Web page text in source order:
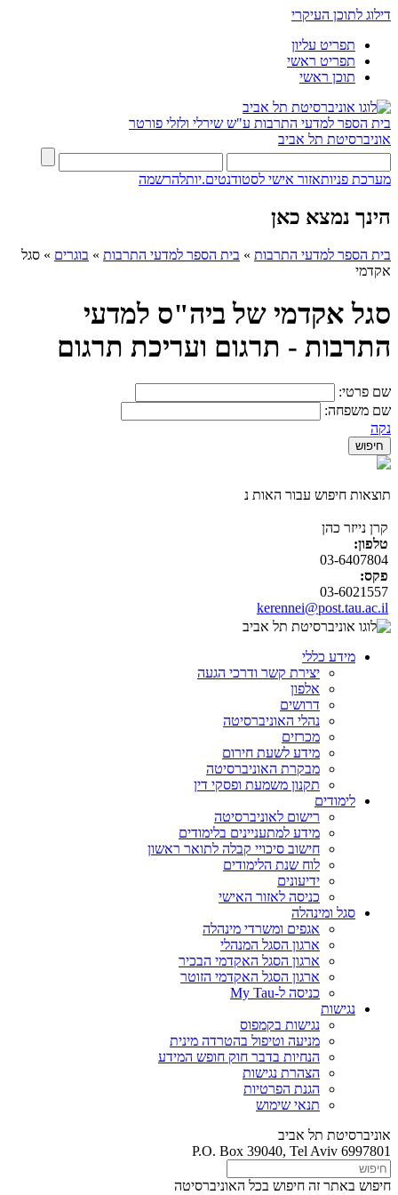
דילוג לתוכן העיקרי
תפריט עליון
תפריט ראשי
תוכן ראשי
בית הספר למדעי התרבות ע"ש שירלי ולזלי פורטר
אוניברסיטת תל אביב
מערכת פניותאזור אישי לסטודנטים.יותלהרשמה
הינך נמצא כאן
בית הספר למדעי התרבות » בית הספר למדעי התרבות » בוגרים » סגל
אקדמי
סגל אקדמי של ביה"ס למדעי
התרבות - תרגום ועריכת תרגום
שם פרטי:
שם משפחה:
נקה
תוצאות חיפוש עבור האות נ
קרן נייזר כהן
טלפון:
03-6407804
פקס:
03-6021557
kerennei@post.tau.ac.il
מידע כללי
יצירת קשר ודרכי הגעה
אלפון
דרושים
נהלי האוניברסיטה
מכרזים
מידע לשעת חירום
מבקרת האוניברסיטה
תקנון משמעת ופסקי דין
לימודים
רישום לאוניברסיטה
מידע למתעניינים בלימודים
חישוב סיכויי קבלה לתואר ראשון
לוח שנת הלימודים
ידיעונים
כניסה לאזור האישי
סגל ומינהלה
אגפים ומשרדי מינהלה
ארגון הסגל המנהלי
ארגון הסגל האקדמי הבכיר
ארגון הסגל האקדמי הזוטר
כניסה ל-My Tau
נגישות
נגישות בקמפוס
מניעה וטיפול בהטרדה מינית
הנחיות בדבר חוק חופש המידע
הצהרת נגישות
הגנת הפרטיות
תנאי שימוש
אוניברסיטת תל אביב
P.O. Box 39040, Tel Aviv 6997801
חיפוש באתר זה חיפוש בכל האוניברסיטה